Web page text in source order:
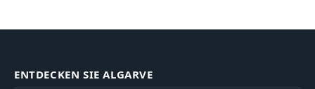
ENTDECKEN SIE ALGARVE